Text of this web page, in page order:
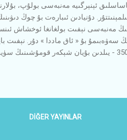
ئېنېرگىيە مەنبەسى بولۇپ،
دۇنيادىن ئىبارەت بۇ چوڭ
مەنبەسى نېفىت بولغانغا ئوخشاش
سەۋەبىمۇ بۇ « ئاق ماددا » دۇر. نېفىت
ئايلانغان بولسا، ئىنسانلىق تېخى مىلادى 350 - يىلدىن
مىقدارى ئۇ قەدەر ئاز
DIĞER YAYINLAR